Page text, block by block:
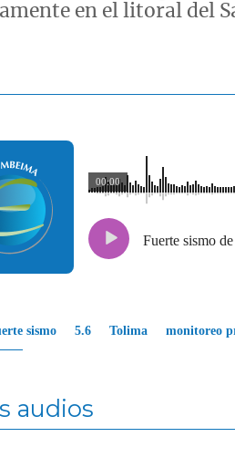
en el litoral del
00:00
Fuerte sismo
sismo 5.6 Tolima monitoreo
audios